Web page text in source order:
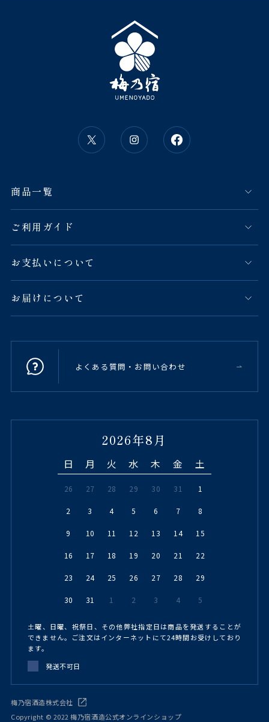
商品一覧
ご利用ガイド
お支払いについて
お届けについて
よくある質問・お問い合わせ
2026年8月
日 月 火 水 木 金 土
26 27 28 29 30 31 1
2 3 4 5 6 7 8
9 10 11 12 13 14 15
16 17 18 19 20 21 22
23 24 25 26 27 28 29
30 31 1 2 3 4 5
土曜、日曜、祝祭日、その他弊社指定日は商品を発送することが
できません。ご注文はインターネットにて24時間お受けしており
ます。
発送不可日
梅乃宿酒造株式会社
Copyright © 2022 梅乃宿酒造公式オンラインショップ